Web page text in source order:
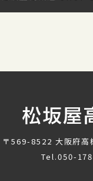
〒569-8522 大阪府高
Tel.050-